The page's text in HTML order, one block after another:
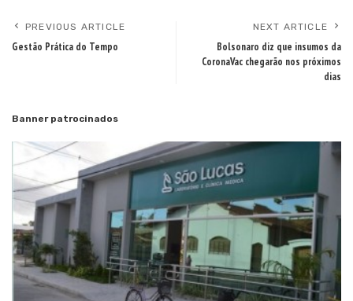
PREVIOUS ARTICLE
Gestão Prática do Tempo
NEXT ARTICLE
Bolsonaro diz que insumos da
CoronaVac chegarão nos próximos
dias
Banner patrocinados